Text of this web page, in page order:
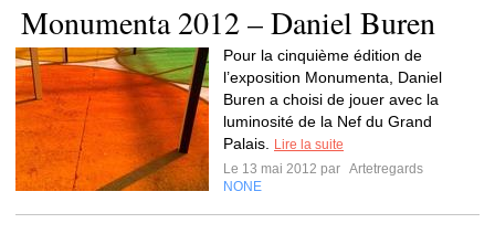
Monumenta 2012 – Daniel Buren
Pour la cinquième édition de
l’exposition Monumenta, Daniel
Buren a choisi de jouer avec la
luminosité de la Nef du Grand
Palais.
Lire la suite
Le 13 mai 2012 par Artetregards
NONE